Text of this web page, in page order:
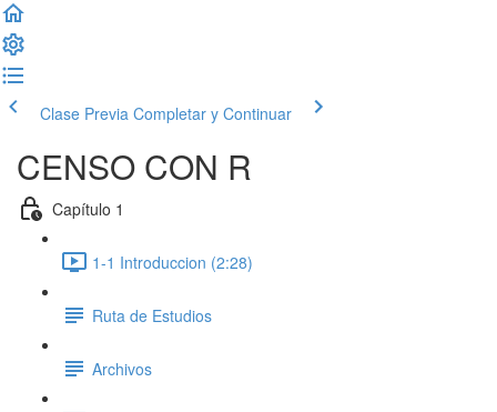
Clase Previa Completar y Continuar
CENSO CON R
Capítulo 1
1-1 Introduccion (2:28)
Ruta de Estudios
Archivos